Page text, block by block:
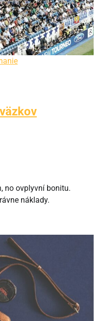
no ovplyvní bonitu.
náklady.